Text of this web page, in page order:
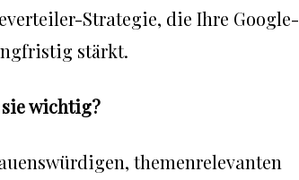
Strategie, die Ihre Google-
stärkt.
wichtig?
themenrelevanten